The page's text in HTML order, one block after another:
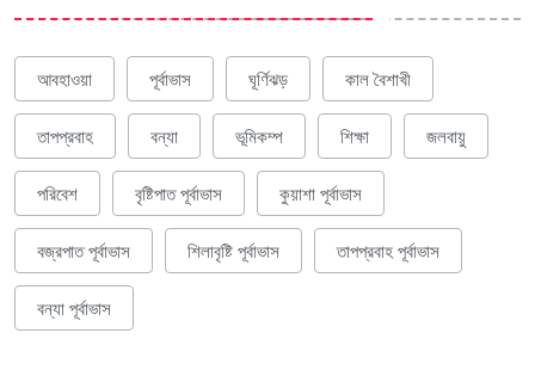
আবহাওয়া পূর্বাভাস ঘূর্ণিঝড় কাল বৈশাখী
তাপপ্রবাহ বন্যা ভূমিকম্প শিক্ষা জলবায়ু
পরিবেশ বৃষ্টিপাত পূর্বাভাস কুয়াশা পূর্বাভাস
বজ্রপাত পূর্বাভাস শিলাবৃষ্টি পূর্বাভাস তাপপ্রবাহ পূর্বাভাস
বন্যা পূর্বাভাস